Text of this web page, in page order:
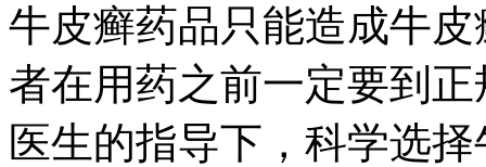
牛皮癣药品只能造成牛
者在用药之前一定要到
医生的指导下，科学选